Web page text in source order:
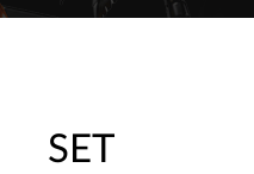
[썸머블프] 2
SET